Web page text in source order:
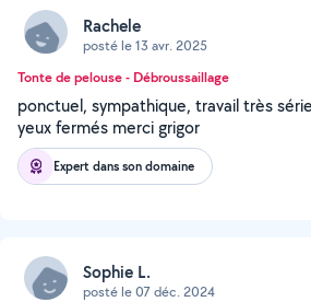
Rachele
posté le 13 avr. 2025
Tonte de pelouse - Débroussaillage
ponctuel, sympathique, travail très
yeux fermés merci grigor
Expert dans son domaine
Sophie L.
posté le 07 déc. 2024